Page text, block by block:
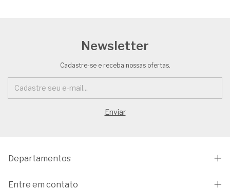
Newsletter
Cadastre-se e receba nossas ofertas.
Departamentos
Entre em contato